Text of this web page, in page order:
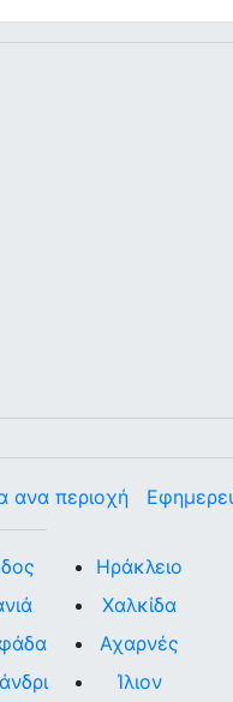
ανα περιοχή
Ηράκλειο
Χαλκίδα
Αχαρνές
Ίλιον